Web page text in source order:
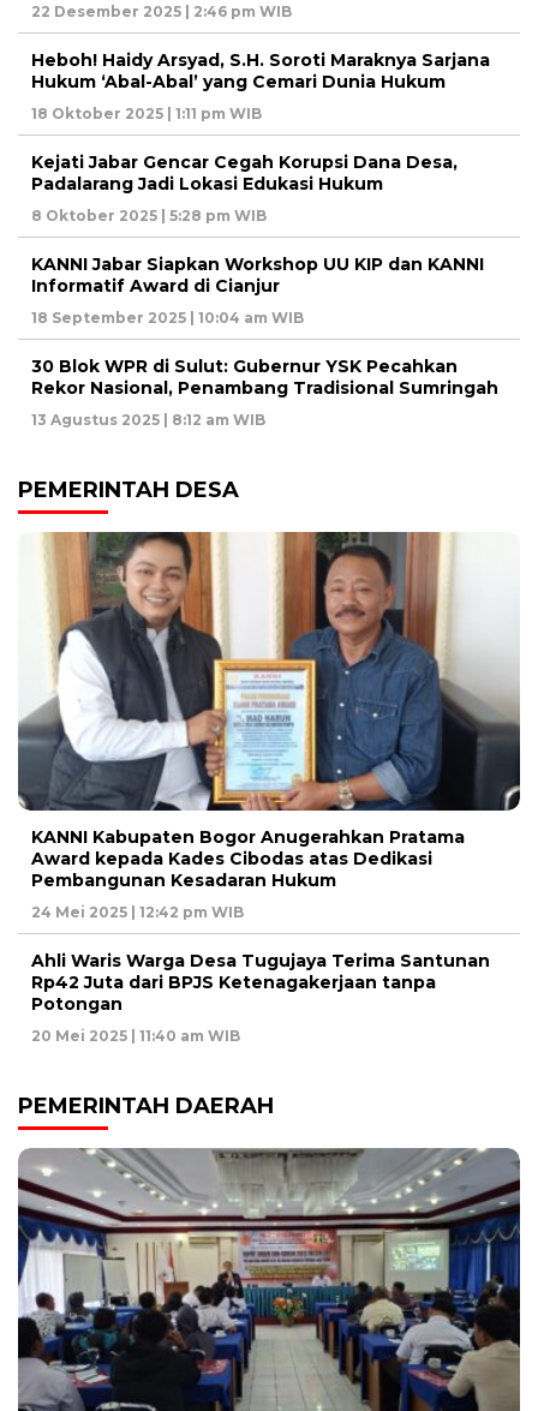
22 Desember 2025 | 2:46 pm WIB
Heboh! Haidy Arsyad, S.H. Soroti Maraknya Sarjana
Hukum ‘Abal-Abal’ yang Cemari Dunia Hukum
18 Oktober 2025 | 1:11 pm WIB
Kejati Jabar Gencar Cegah Korupsi Dana Desa,
Padalarang Jadi Lokasi Edukasi Hukum
8 Oktober 2025 | 5:28 pm WIB
KANNI Jabar Siapkan Workshop UU KIP dan KANNI
Informatif Award di Cianjur
18 September 2025 | 10:04 am WIB
30 Blok WPR di Sulut: Gubernur YSK Pecahkan
Rekor Nasional, Penambang Tradisional Sumringah
13 Agustus 2025 | 8:12 am WIB
PEMERINTAH DESA
KANNI Kabupaten Bogor Anugerahkan Pratama
Award kepada Kades Cibodas atas Dedikasi
Pembangunan Kesadaran Hukum
24 Mei 2025 | 12:42 pm WIB
Ahli Waris Warga Desa Tugujaya Terima Santunan
Rp42 Juta dari BPJS Ketenagakerjaan tanpa
Potongan
20 Mei 2025 | 11:40 am WIB
PEMERINTAH DAERAH